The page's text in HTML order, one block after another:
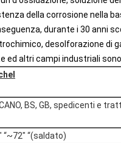
della corrosione nella
durante i 30 anni
desolforazione di
ed altri campi industriali
BS, GB, spedicenti e
“~72" “(saldato)